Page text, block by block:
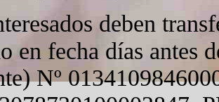
deben
en fecha días antes
Nº